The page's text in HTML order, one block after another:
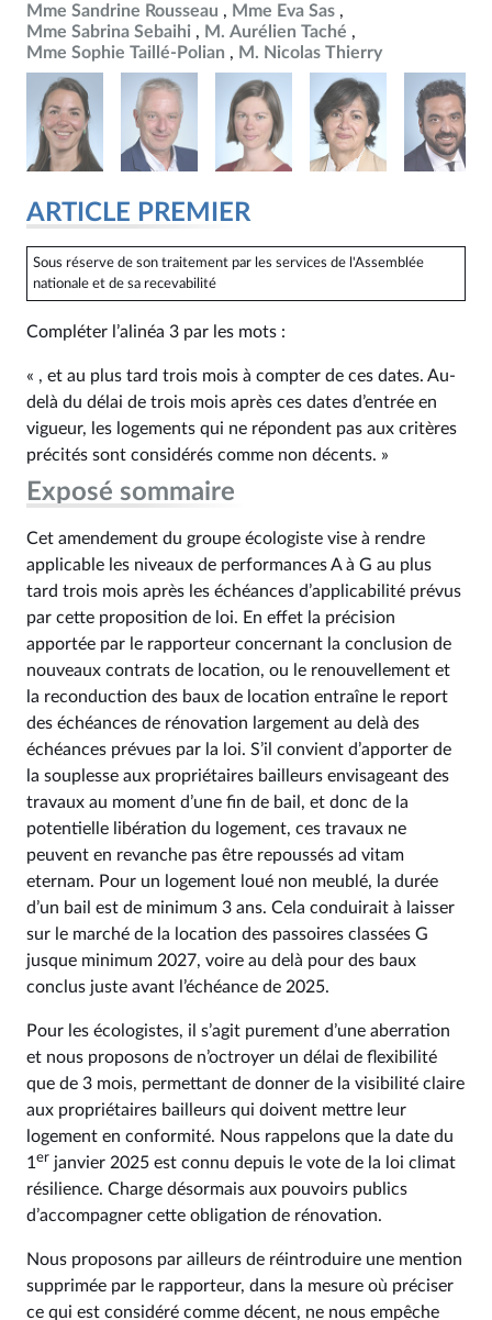
Mme Sandrine Rousseau
Mme Eva Sas
Mme Sabrina Sebaihi
M. Aurélien Taché
Mme Sophie Taillé-Polian
M. Nicolas Thierry
ARTICLE PREMIER
Sous réserve de son traitement par les services de l'Assemblée
nationale et de sa recevabilité
Compléter l’alinéa 3 par les mots :
« , et au plus tard trois mois à compter de ces dates. Au-
delà du délai de trois mois après ces dates d’entrée en
vigueur, les logements qui ne répondent pas aux critères
précités sont considérés comme non décents. »
Exposé sommaire
Cet amendement du groupe écologiste vise à rendre
applicable les niveaux de performances A à G au plus
tard trois mois après les échéances d’applicabilité prévus
par cette proposition de loi. En effet la précision
apportée par le rapporteur concernant la conclusion de
nouveaux contrats de location, ou le renouvellement et
la reconduction des baux de location entraîne le report
des échéances de rénovation largement au delà des
échéances prévues par la loi. S’il convient d’apporter de
la souplesse aux propriétaires bailleurs envisageant des
travaux au moment d’une fin de bail, et donc de la
potentielle libération du logement, ces travaux ne
peuvent en revanche pas être repoussés ad vitam
eternam. Pour un logement loué non meublé, la durée
d’un bail est de minimum 3 ans. Cela conduirait à laisser
sur le marché de la location des passoires classées G
jusque minimum 2027, voire au delà pour des baux
conclus juste avant l’échéance de 2025.
Pour les écologistes, il s’agit purement d’une aberration
et nous proposons de n’octroyer un délai de flexibilité
que de 3 mois, permettant de donner de la visibilité claire
aux propriétaires bailleurs qui doivent mettre leur
logement en conformité. Nous rappelons que la date du
1 er janvier 2025 est connu depuis le vote de la loi climat
résilience. Charge désormais aux pouvoirs publics
d’accompagner cette obligation de rénovation.
Nous proposons par ailleurs de réintroduire une mention
supprimée par le rapporteur, dans la mesure où préciser
ce qui est considéré comme décent, ne nous empêche